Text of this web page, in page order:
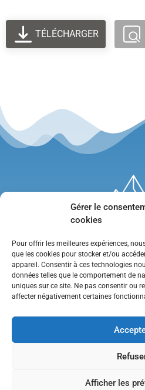
Gérer le
cookies
Pour offrir les meilleures expériences,
que les cookies pour stocker et/ou
appareil. Consentir à ces technologies
données telles que le comportement de
uniques sur ce site. Ne pas consentir ou
affecter négativement certaines
Afficher les
TÉLÉCHARGER
•